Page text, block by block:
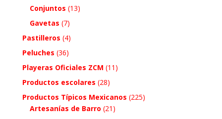
Conjuntos (13)
Gavetas (7)
Pastilleros (4)
Peluches (36)
Playeras Oficiales ZCM (11)
Productos escolares (28)
Productos Típicos Mexicanos (225)
Artesanías de Barro (21)